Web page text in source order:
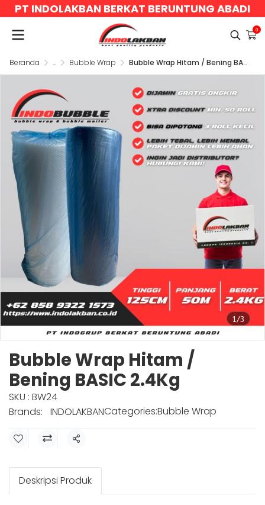
PT INDOLAKBAN BERKAT BERUNTUNG ABADI
0
Beranda ... Bubble Wrap Bubble Wrap Hitam / Bening BASIC 2.4Kg
1/3
Bubble Wrap Hitam /
Bening BASIC 2.4Kg
SKU : BW24
Brands:
INDOLAKBANCategories:Bubble Wrap
Share
Deskripsi Produk